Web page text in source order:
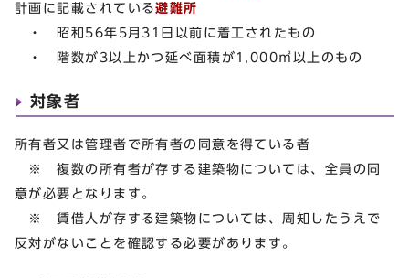
計画に記載されている避難所
・ 昭和56年5月31日以前に着工されたもの
・ 階数が3以上かつ延べ面積が1,000㎡以上のもの
対象者
所有者又は管理者で所有者の同意を得ている者
※ 複数の所有者が存する建築物については、全員の同
意が必要となります。
※ 賃借人が存する建築物については、周知したうえで
反対がないことを確認する必要があります。